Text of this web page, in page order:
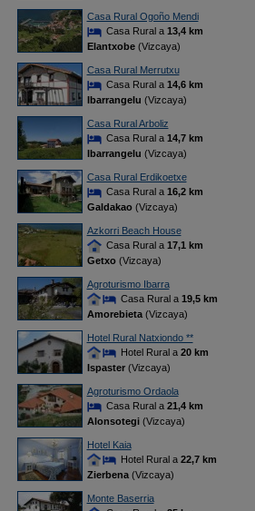
Casa Rural Ogoño Mendi
Casa Rural a 13,4 km
Elantxobe(Vizcaya)
Casa Rural Merrutxu
Casa Rural a 14,6 km
Ibarrangelu (Vizcaya)
Casa Rural Arboliz
Casa Rural a 14,7 km
Ibarrangelu (Vizcaya)
Casa Rural Erdikoetxe
Casa Rural a 16,2 km
Galdakao(Vizcaya)
Azkorri Beach House
Casa Rural a 17,1 km
Getxo(Vizcaya)
Agroturismo Ibarra
Casa Rural a 19,5 km
Amorebieta(Vizcaya)
Hotel Rural Natxiondo **
Hotel Rural a 20 km
Ispaster(Vizcaya)
Agroturismo Ordaola
Casa Rural a 21,4 km
Alonsotegi(Vizcaya)
Hotel Kaia
Hotel Rural a 22,7 km
Zierbena(Vizcaya)
Monte Baserria